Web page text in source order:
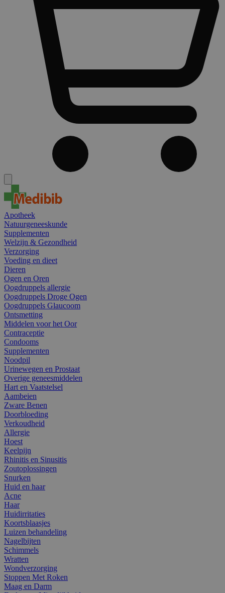
Apotheek
Natuurgeneeskunde
Supplementen
Welzijn & Gezondheid
Verzorging
Voeding en dieet
Dieren
Ogen en Oren
Oogdruppels allergie
Oogdruppels Droge Ogen
Oogdruppels Glaucoom
Ontsmetting
Middelen voor het Oor
Contraceptie
Condooms
Supplementen
Noodpil
Urinewegen en Prostaat
Overige geneesmiddelen
Hart en Vaatstelsel
Aambeien
Zware Benen
Doorbloeding
Verkoudheid
Allergie
Hoest
Keelpijn
Rhinitis en Sinusitis
Zoutoplossingen
Snurken
Huid en haar
Acne
Haar
Huidirritaties
Koortsblaasjes
Luizen behandeling
Nagelbijten
Schimmels
Wratten
Wondverzorging
Stoppen Met Roken
Maag en Darm